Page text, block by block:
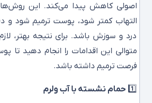
اصولی کاهش پیدا می‌کند. این
التهاب کمتر شود، پوست ترمیم شود و
درد و سوزش باشد. برای نتیجه بهتر،
متوالی این اقدامات را انجام دهید تا
فرصت ترمیم داشته باشد.
1️⃣ حمام نشسته با آب ولرم